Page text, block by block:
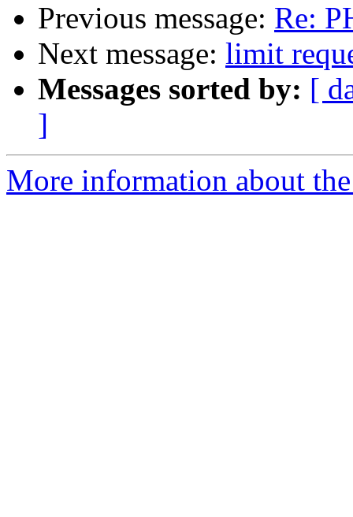
Previous message: Re:
Next message: limit
Messages sorted by: [
]
More information about